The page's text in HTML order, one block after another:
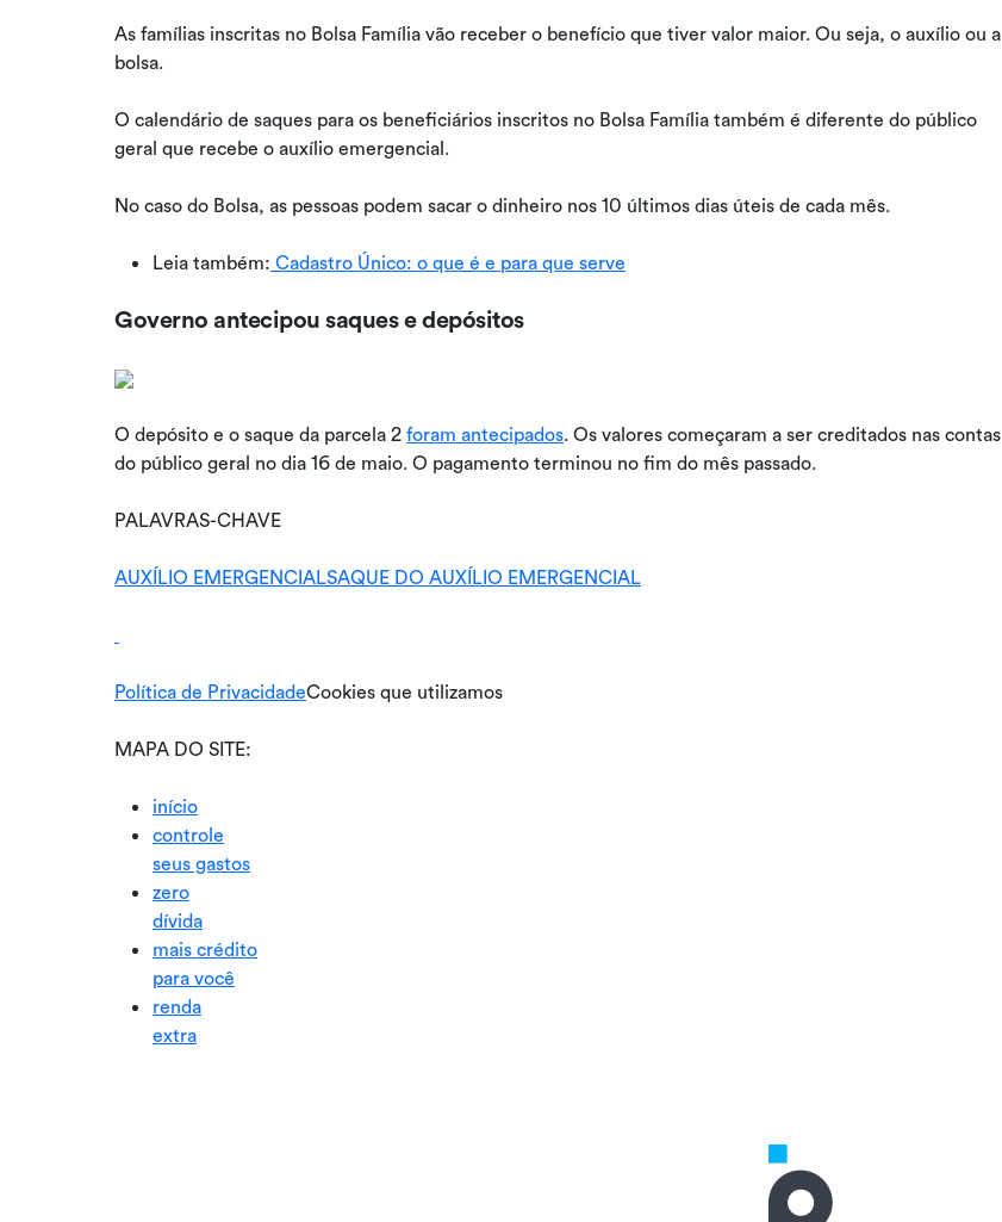
As famílias inscritas no Bolsa Família vão receber o benefício que tiver valor maior. Ou seja, o auxílio ou a
bolsa.
O calendário de saques para os beneficiários inscritos no Bolsa Família também é diferente do público
geral que recebe o auxílio emergencial.
No caso do Bolsa, as pessoas podem sacar o dinheiro nos 10 últimos dias úteis de cada mês.
Leia também: Cadastro Único: o que é e para que serve
Governo antecipou saques e depósitos
O depósito e o saque da parcela 2 foram antecipados. Os valores começaram a ser creditados nas contas
do público geral no dia 16 de maio. O pagamento terminou no fim do mês passado.
PALAVRAS-CHAVE
AUXÍLIO EMERGENCIALSAQUE DO AUXÍLIO EMERGENCIAL
Política de PrivacidadeCookies que utilizamos
MAPA DO SITE:
início
controle
seus gastos
zero
dívida
mais crédito
para você
renda
extra